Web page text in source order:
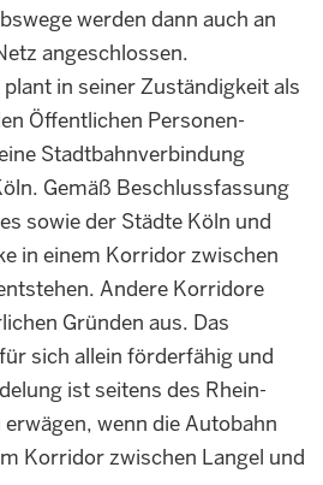
werden dann auch an
angeschlossen.
in seiner Zuständigkeit als
Öffentlichen Personen-
Stadtbahnverbindung
Gemäß Beschlussfassung
sowie der Städte Köln und
in einem Korridor zwischen
Andere Korridore
Gründen aus. Das
sich allein förderfähig und
ist seitens des Rhein-
wenn die Autobahn
Korridor zwischen Langel und